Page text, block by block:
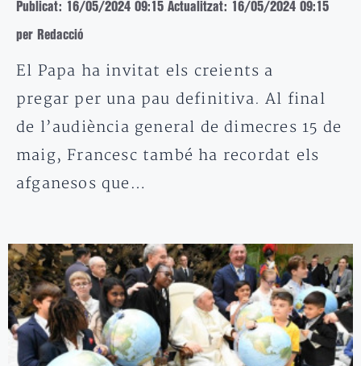
Publicat: 16/05/2024 09:15 Actualitzat: 16/05/2024 09:15
per Redacció
El Papa ha invitat els creients a
pregar per una pau definitiva. Al final
de l’audiència general de dimecres 15 de
maig, Francesc també ha recordat els
afganesos que…